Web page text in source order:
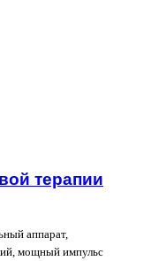
терапии
аппарат,
мощный импульс